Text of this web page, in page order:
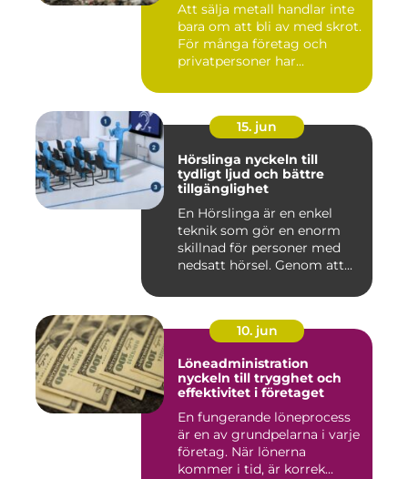
Att sälja metall handlar inte
bara om att bli av med skrot.
För många företag och
privatpersoner har...
15. jun
Hörslinga nyckeln till
tydligt ljud och bättre
tillgänglighet
En Hörslinga är en enkel
teknik som gör en enorm
skillnad för personer med
nedsatt hörsel. Genom att...
10. jun
Löneadministration
nyckeln till trygghet och
effektivitet i företaget
En fungerande löneprocess
är en av grundpelarna i varje
företag. När lönerna
kommer i tid, är korrek...